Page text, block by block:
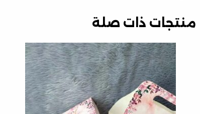
منتجات ذات صلة